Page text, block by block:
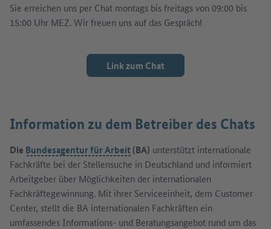
Sie erreichen uns per Chat montags bis freitags von 09:00 bis
15:00 Uhr MEZ. Wir freuen uns auf das Gespräch!
Link zum Chat
Information zu dem Betreiber des Chats
Die Bundesagentur für Arbeit(BA) unterstützt internationale
Fachkräfte bei der Stellensuche in Deutschland und informiert
Arbeitgeber über Möglichkeiten der internationalen
Fachkräftegewinnung. Mit ihrer Serviceeinheit, dem Customer
Center, stellt die BA internationalen Fachkräften ein
umfassendes Informations- und Beratungsangebot rund um das